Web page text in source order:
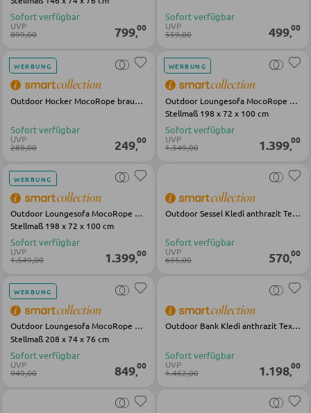
Vitrinen
WOHNWÄNDE
Anbauwände
TV-Elemente
WOHNZIMMERTISCHE
SESSEL
Relaxsessel
AUSSENBELEUCHTUNG
Außenleuchten
Solarleuchten
LEUCHTENSERIEN
Sofort verfügbar
UVP
899,00 799,00
Sofort verfügbar
UVP
559,00 499,00
WERBUNG
Outdoor Hocker MocoRope braun Stoff Metall
Sofort verfügbar
UVP
289,00 249,00
WERBUNG
Outdoor Loungesofa MocoRope braun Stahl Stoff
Stellmaß 198 x 72 x 100 cm
Sofort verfügbar
UVP
1.549,00 1.399,00
WERBUNG
Outdoor Loungesofa MocoRope braun Stahl Stoff
Stellmaß 198 x 72 x 100 cm
Sofort verfügbar
UVP
1.549,00 1.399,00
Outdoor Sessel Kledi anthrazit Textilene Aluminium
Sofort verfügbar
UVP
695,00 570,00
WERBUNG
Outdoor Loungesofa MocoRope braun Stoff Metall
Stellmaß 208 x 74 x 76 cm
Sofort verfügbar
UVP
949,00 849,00
Outdoor Bank Kledi anthrazit Textilene Aluminium
Sofort verfügbar
UVP
1.462,00 1.198,00